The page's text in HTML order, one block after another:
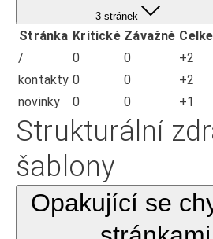
3 stránek
Stránka Kritické Závažné
/
0 0
+2
kontakty 0 0
+2
novinky
0 0 +1
Strukturální
šablony
Opakující se